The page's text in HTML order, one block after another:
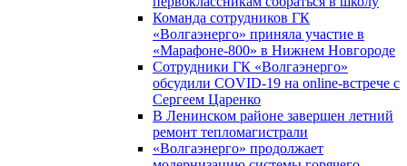
Команда сотрудников ГК
«Волгаэнерго» приняла участие в
«Марафоне-800» в Нижнем Новгороде
Сотрудники ГК «Волгаэнерго»
обсудили COVID-19 на online-встрече с
Сергеем Царенко
В Ленинском районе завершен летний
ремонт тепломагистрали
«Волгаэнерго» продолжает